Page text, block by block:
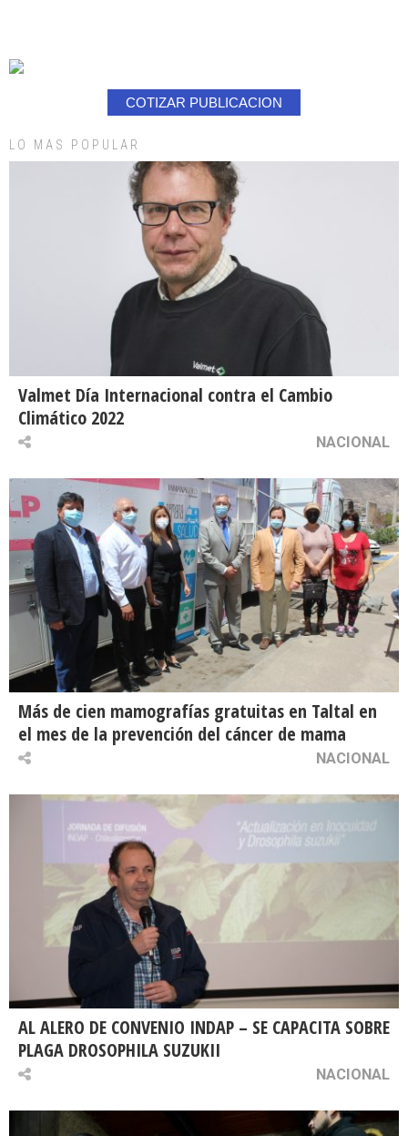
COTIZAR PUBLICACION
LO MAS POPULAR
Valmet Día Internacional contra el Cambio
Climático 2022
NACIONAL
Más de cien mamografías gratuitas en Taltal en
el mes de la prevención del cáncer de mama
NACIONAL
AL ALERO DE CONVENIO INDAP – SE CAPACITA SOBRE
PLAGA DROSOPHILA SUZUKII
NACIONAL